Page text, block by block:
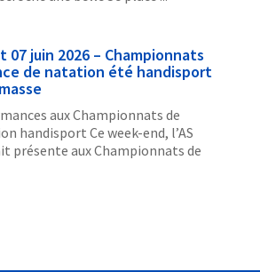
07 juin 2026 – Championnats
de natation été handisport
aux Championnats de
handisport Ce week-end, l’AS
présente aux Championnats de